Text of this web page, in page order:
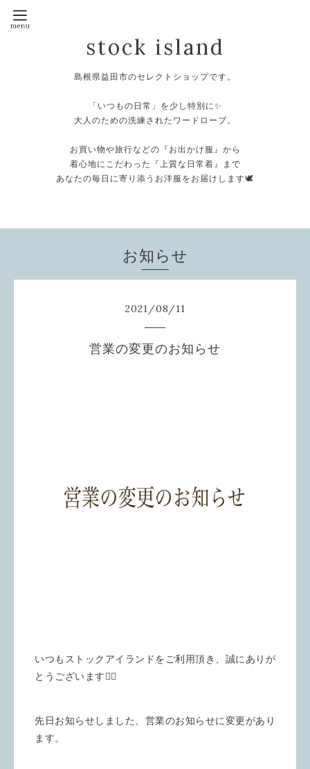
stock island
島根県益田市のセレクトショップです。
「いつもの日常」を少し特別に✨
大人のための洗練されたワードローブ。
お買い物や旅行などの『お出かけ服』から
着心地にこだわった『上質な日常着』まで
あなたの毎日に寄り添うお洋服をお届けします🕊️
お知らせ
2021/08/11
営業の変更のお知らせ
いつもストックアイランドをご利用頂き、誠にありが
とうございます🙇‍♀️
先日お知らせしました、営業のお知らせに変更があり
ます。